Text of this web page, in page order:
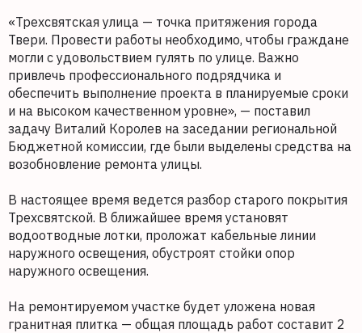
«Трехсвятская улица — точка притяжения города
Твери. Провести работы необходимо, чтобы граждане
могли с удовольствием гулять по улице. Важно
привлечь профессионального подрядчика и
обеспечить выполнение проекта в планируемые сроки
и на высоком качественном уровне», — поставил
задачу Виталий Королев на заседании региональной
Бюджетной комиссии, где были выделены средства на
возобновление ремонта улицы.
В настоящее время ведется разбор старого покрытия
Трехсвятской. В ближайшее время установят
водоотводные лотки, проложат кабельные линии
наружного освещения, обустроят стойки опор
наружного освещения.
На ремонтируемом участке будет уложена новая
гранитная плитка — общая площадь работ составит 2